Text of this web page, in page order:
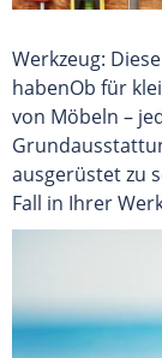
Werkzeug:
habenOb für
von Möbeln –
ausgerüstet zu
Fall in Ihrer